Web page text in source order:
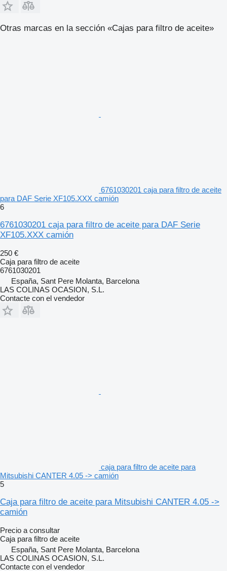
Otras marcas en la sección «Cajas para filtro de aceite»
6761030201 caja para filtro de aceite
para DAF Serie XF105.XXX camión
6
6761030201 caja para filtro de aceite para DAF Serie
XF105.XXX camión
250 €
Caja para filtro de aceite
6761030201
España, Sant Pere Molanta, Barcelona
LAS COLINAS OCASION, S.L.
Contacte con el vendedor
caja para filtro de aceite para
Mitsubishi CANTER 4.05 -> camión
5
Caja para filtro de aceite para Mitsubishi CANTER 4.05 ->
camión
Precio a consultar
Caja para filtro de aceite
España, Sant Pere Molanta, Barcelona
LAS COLINAS OCASION, S.L.
Contacte con el vendedor